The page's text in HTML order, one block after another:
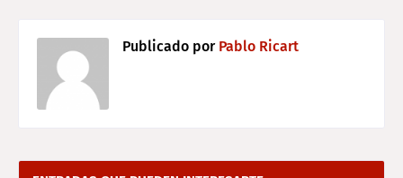
Publicado porPablo Ricart